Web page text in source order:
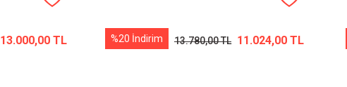
13.000,00 TL %20 İndirim 13.780,00 TL 11.024,00 TL